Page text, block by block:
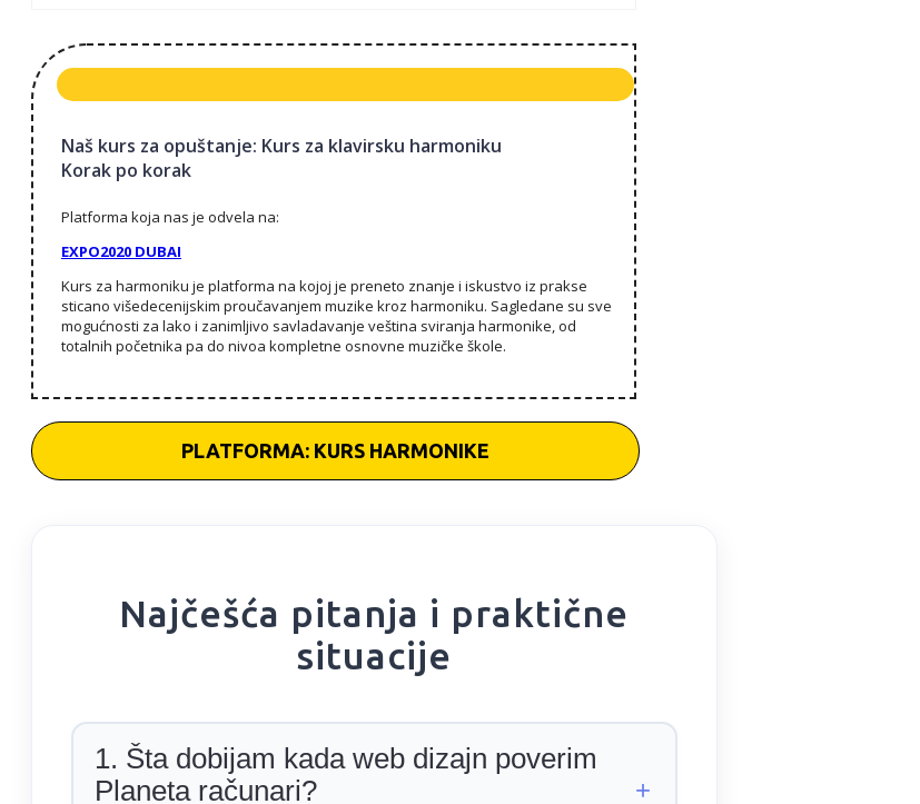
Naš kurs za opuštanje: Kurs za klavirsku harmoniku
Korak po korak
Platforma koja nas je odvela na:
EXPO2020 DUBAI
Kurs za harmoniku je platforma na kojoj je preneto znanje i iskustvo iz prakse
sticano višedecenijskim proučavanjem muzike kroz harmoniku. Sagledane su sve
mogućnosti za lako i zanimljivo savladavanje veština sviranja harmonike, od
totalnih početnika pa do nivoa kompletne osnovne muzičke škole.
PLATFORMA: KURS HARMONIKE
Najčešća pitanja i praktične
situacije
1. Šta dobijam kada web dizajn poverim
Planeta računari?